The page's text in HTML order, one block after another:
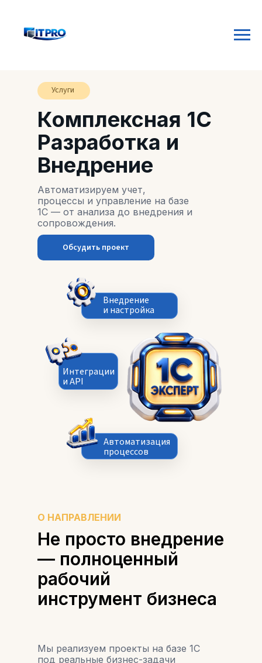
Автоматизируем учет,
процессы и управление на базе
1С — от анализа до внедрения и
сопровождения.
Обсудить проект
Комплексная 1С
Разработка и
Внедрение
Услуги
Внедрение
и настройка
Интеграции
и API
Автоматизация
процессов
Мы реализуем проекты на базе 1С
под реальные бизнес-задачи
О НАПРАВЛЕНИИ
Не просто внедрение
— полноценный
рабочий
инструмент бизнеса